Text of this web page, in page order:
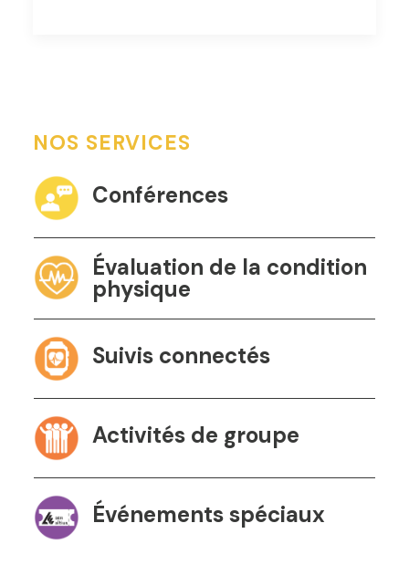
NOS SERVICES
Conférences
Évaluation de la condition
physique
Suivis connectés
Activités de groupe
Événements spéciaux